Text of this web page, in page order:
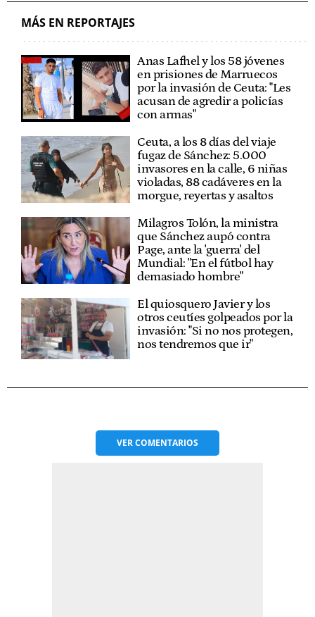
MÁS EN REPORTAJES
Anas Lafhel y los 58 jóvenes
en prisiones de Marruecos
por la invasión de Ceuta: "Les
acusan de agredir a policías
con armas"
Ceuta, a los 8 días del viaje
fugaz de Sánchez: 5.000
invasores en la calle, 6 niñas
violadas, 88 cadáveres en la
morgue, reyertas y asaltos
Milagros Tolón, la ministra
que Sánchez aupó contra
Page, ante la 'guerra' del
Mundial: "En el fútbol hay
demasiado hombre"
El quiosquero Javier y los
otros ceutíes golpeados por la
invasión: "Si no nos protegen,
nos tendremos que ir"
VERCOMENTARIOS